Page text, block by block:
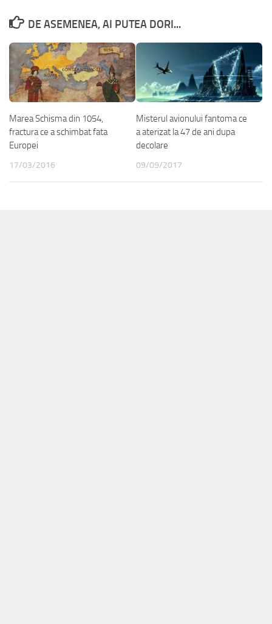
DE ASEMENEA, AI PUTEA DORI...
Marea Schisma din 1054,
fractura ce a schimbat fata
Europei
17/03/2016
Misterul avionului fantoma ce
a aterizat la 47 de ani dupa
decolare
09/09/2017